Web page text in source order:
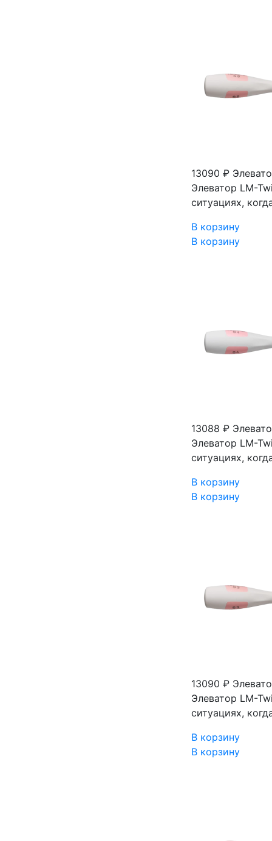
13090 ₽
Элеватор LM-
ситуациях,
В корзину
В корзину
13088 ₽
Элеватор LM-
ситуациях,
В корзину
В корзину
13090 ₽
Элеватор LM-
ситуациях,
В корзину
В корзину